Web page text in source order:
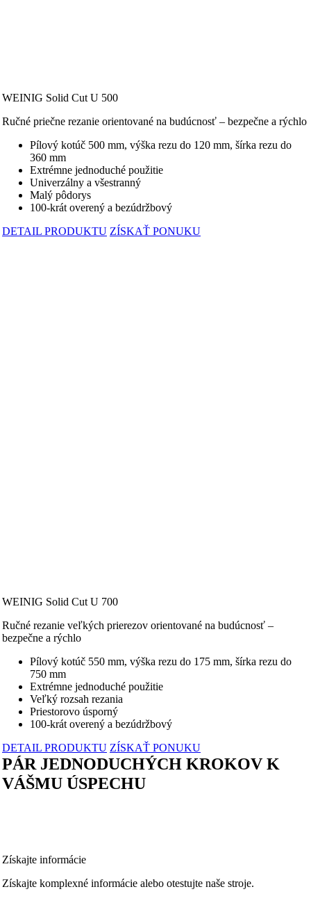
WEINIG Solid Cut U 500
Ručné priečne rezanie orientované na budúcnosť – bezpečne a rýchlo
Pílový kotúč 500 mm, výška rezu do 120 mm, šírka rezu do
360 mm
Extrémne jednoduché použitie
Univerzálny a všestranný
Malý pôdorys
100-krát overený a bezúdržbový
DETAIL PRODUKTU ZÍSKAŤ PONUKU
WEINIG Solid Cut U 700
Ručné rezanie veľkých prierezov orientované na budúcnosť –
bezpečne a rýchlo
Pílový kotúč 550 mm, výška rezu do 175 mm, šírka rezu do
750 mm
Extrémne jednoduché použitie
Veľký rozsah rezania
Priestorovo úsporný
100-krát overený a bezúdržbový
DETAIL PRODUKTU ZÍSKAŤ PONUKU
PÁR JEDNODUCHÝCH KROKOV K
VÁŠMU ÚSPECHU
Získajte informácie
Získajte komplexné informácie alebo otestujte naše stroje.